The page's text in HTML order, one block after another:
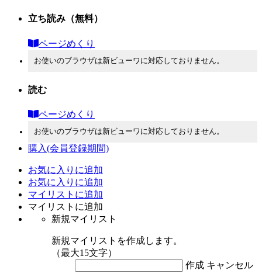
立ち読み （無料）
ページめくり
お使いのブラウザは新ビューワに対応しておりません。
読む
ページめくり
お使いのブラウザは新ビューワに対応しておりません。
購入(会員登録期間)
お気に入りに追加
お気に入りに追加
マイリストに追加
マイリストに追加
新規マイリスト
新規マイリストを作成します。
（最大15文字）
作成 キャンセル